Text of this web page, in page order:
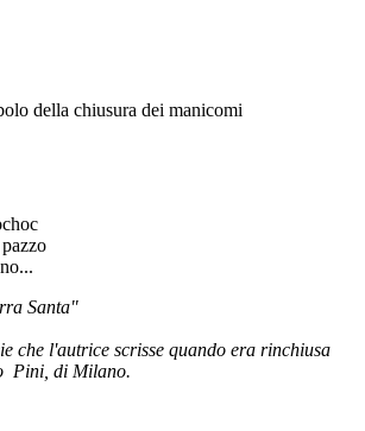
della chiusura dei manicomi
Santa"
che l'autrice scrisse quando era rinchiusa
Pini, di Milano.